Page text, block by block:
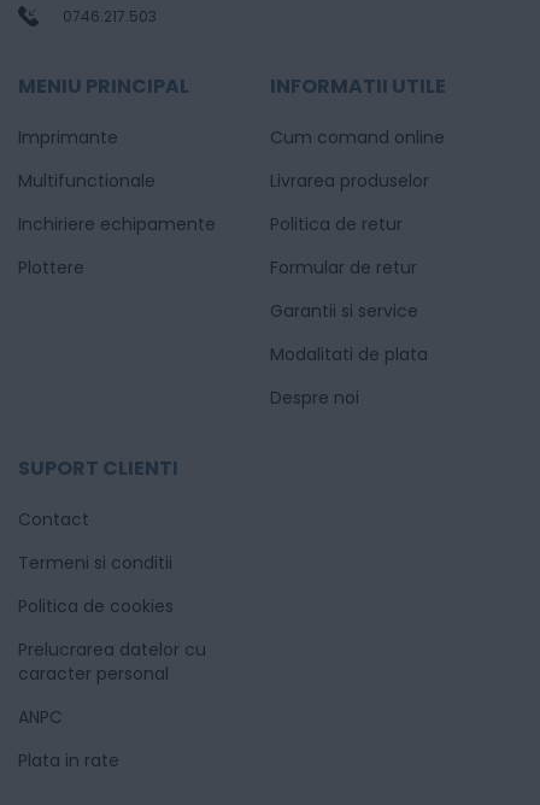
0746.217.503
MENIU PRINCIPAL
Imprimante
Multifunctionale
Inchiriere echipamente
Plottere
INFORMATII UTILE
Cum comand online
Livrarea produselor
Politica de retur
Formular de retur
Garantii si service
Modalitati de plata
Despre noi
SUPORT CLIENTI
Contact
Termeni si conditii
Politica de cookies
Prelucrarea datelor cu
caracter personal
ANPC
Plata in rate